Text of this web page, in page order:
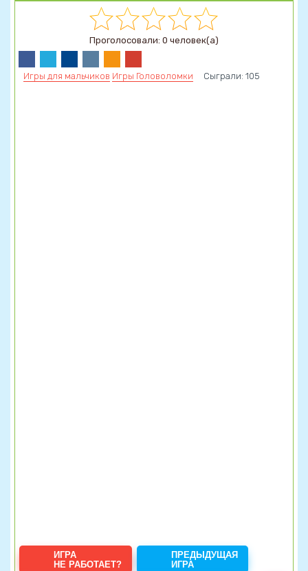
Проголосовали: 0 человек(а)
Игры для мальчиков Игры Головоломки Сыграли: 105
ИГРА
НЕ РАБОТАЕТ?
ПРЕДЫДУЩАЯ
ИГРА